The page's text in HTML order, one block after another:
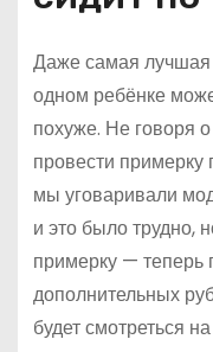
Даже самая
одном ребёнке
похуже. Не говоря
провести
мы уговаривали
и это было трудно,
примерку — теперь
дополнительных
будет смотреться